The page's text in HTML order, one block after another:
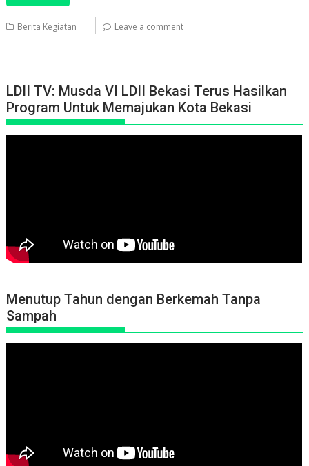
Berita Kegiatan Leave a comment
LDII TV: Musda VI LDII Bekasi Terus Hasilkan
Program Untuk Memajukan Kota Bekasi
Menutup Tahun dengan Berkemah Tanpa
Sampah